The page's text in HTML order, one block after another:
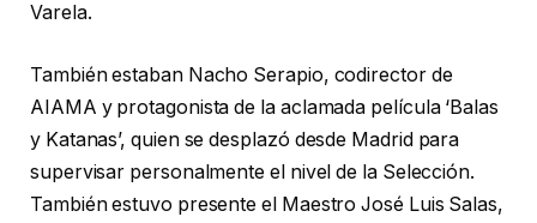
Varela.
También estaban Nacho Serapio, codirector de
AIAMA y protagonista de la aclamada película ‘Balas
y Katanas’, quien se desplazó desde Madrid para
supervisar personalmente el nivel de la Selección.
También estuvo presente el Maestro José Luis Salas,